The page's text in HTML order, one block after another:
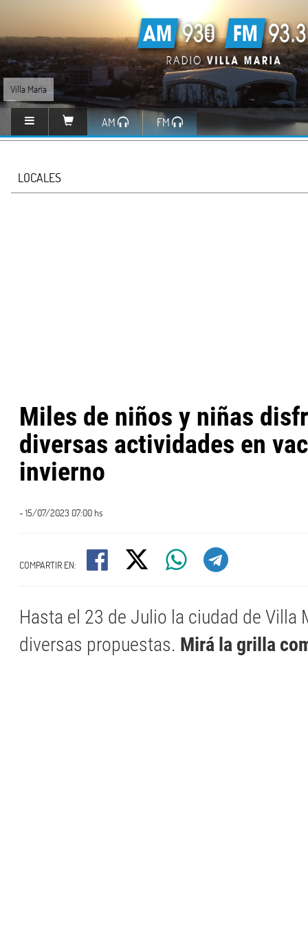
Villa María
AM FM
LOCALES
Miles de niños y niñas
diversas actividades en
invierno
- 15/07/2023 07:00 hs
COMPARTIR EN:
Hasta el 23 de Julio la ciudad de Villa
diversas propuestas. Mirá la grilla